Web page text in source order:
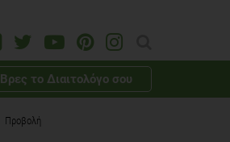
Βρες το Διαιτολόγο σου
Προβολή